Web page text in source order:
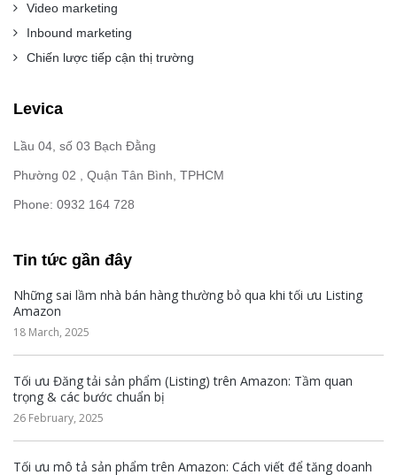
Video marketing
Inbound marketing
Chiến lược tiếp cận thị trường
Levica
Lầu 04, số 03 Bạch Đằng
Phường 02 , Quận Tân Bình, TPHCM
Phone: 0932 164 728
Tin tức gần đây
Những sai lầm nhà bán hàng thường bỏ qua khi tối ưu Listing
Amazon
18 March, 2025
Tối ưu Đăng tải sản phẩm (Listing) trên Amazon: Tầm quan
trọng & các bước chuẩn bị
26 February, 2025
Tối ưu mô tả sản phẩm trên Amazon: Cách viết để tăng doanh